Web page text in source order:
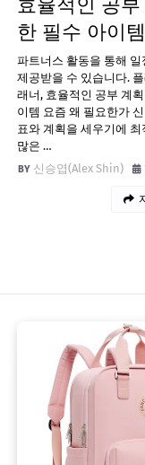
효율적인 공
한 필수 아이템
파트너스 활동을 통해
제공받을 수 있습니다.
래너, 효율적인 공부 계
이템 요즘 왜 필요한가
표와 계획을 세우기에
많은 …
신승엽(Alex Shin)